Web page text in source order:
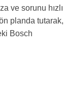
ve sorunu hızlı
planda tutarak,
Bosch